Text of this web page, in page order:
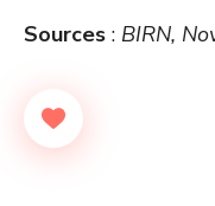
Sources : BIRN,